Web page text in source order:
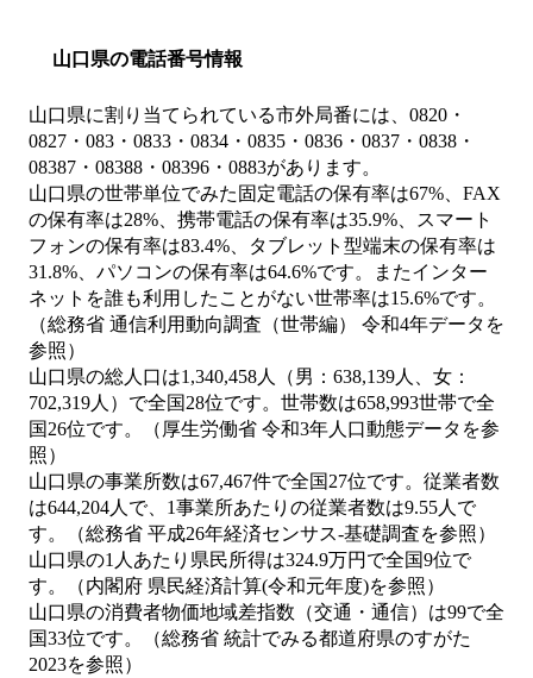
山口県の電話番号情報
山口県に割り当てられている市外局番には、0820・
0827・083・0833・0834・0835・0836・0837・0838・
08387・08388・08396・0883があります。
山口県の世帯単位でみた固定電話の保有率は67%、FAX
の保有率は28%、携帯電話の保有率は35.9%、スマート
フォンの保有率は83.4%、タブレット型端末の保有率は
31.8%、パソコンの保有率は64.6%です。またインター
ネットを誰も利用したことがない世帯率は15.6%です。
（総務省 通信利用動向調査（世帯編） 令和4年データを
参照）
山口県の総人口は1,340,458人（男：638,139人、女：
702,319人）で全国28位です。世帯数は658,993世帯で全
国26位です。（厚生労働省 令和3年人口動態データを参
照）
山口県の事業所数は67,467件で全国27位です。従業者数
は644,204人で、1事業所あたりの従業者数は9.55人で
す。（総務省 平成26年経済センサス‐基礎調査を参照）
山口県の1人あたり県民所得は324.9万円で全国9位で
す。（内閣府 県民経済計算(令和元年度)を参照）
山口県の消費者物価地域差指数（交通・通信）は99で全
国33位です。（総務省 統計でみる都道府県のすがた
2023を参照）